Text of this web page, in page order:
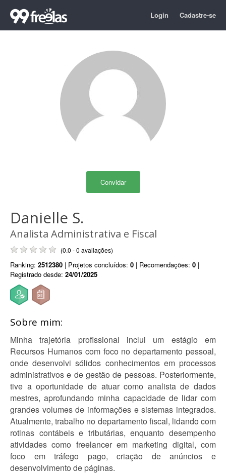
Login Cadastre-se
Convidar
Danielle S.
Analista Administrativa e Fiscal
(0.0 - 0 avaliações)
Ranking: 2512380 | Projetos concluídos: 0 | Recomendações: 0 |
Registrado desde: 24/01/2025
Sobre mim:
Minha trajetória profissional inclui um estágio em
Recursos Humanos com foco no departamento pessoal,
onde desenvolvi sólidos conhecimentos em processos
administrativos e de gestão de pessoas. Posteriormente,
tive a oportunidade de atuar como analista de dados
mestres, aprofundando minha capacidade de lidar com
grandes volumes de informações e sistemas integrados.
Atualmente, trabalho no departamento fiscal, lidando com
rotinas contábeis e tributárias, enquanto desempenho
atividades como freelancer em marketing digital, com
foco em tráfego pago, criação de anúncios e
desenvolvimento de páginas.